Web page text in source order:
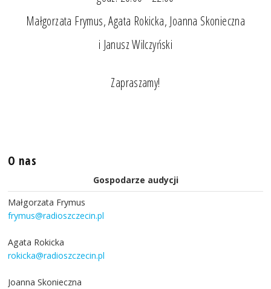
Małgorzata Frymus, Agata Rokicka, Joanna Skonieczna
i Janusz Wilczyński
Zapraszamy!
O nas
Gospodarze audycji
Małgorzata Frymus
frymus@radioszczecin.pl
Agata Rokicka
rokicka@radioszczecin.pl
Joanna Skonieczna